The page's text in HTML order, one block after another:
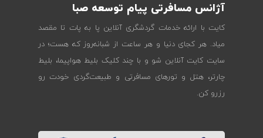
آژانس مسافرتی پیام توسعه صبا
کایت با ارائه خدمات گردشگری آنلاین پا به پات تا مقصد
میاد. هر کجای دنیا و هر ساعت از شبانه‌روز که هست؛ در
سایت کایت آنلاین شو و با چند کلیک بلیط هواپیما، بلیط
چارتر، هتل و تورهای مسافرتی و طبیعت‌گردی خودت رو
رزرو کن.